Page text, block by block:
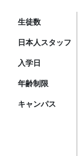
生徒数
日本人スタッフ
入学日
年齢制限
キャンパス